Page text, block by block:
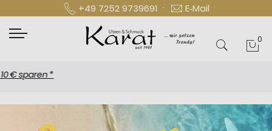
+49 7252 9739691 · E‑Mail
0